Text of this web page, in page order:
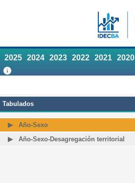
2025 2024 2023 2022 2021 2020
Tabulados
Año-Sexo
Año-Sexo-Desagregación territorial